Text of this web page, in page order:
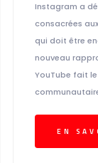
Instagram a
consacrées
qui doit être
nouveau
YouTube fait
EN